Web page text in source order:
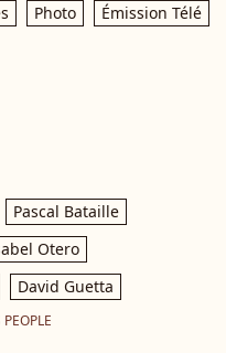
Photo
Émission Télé
Pascal Bataille
Otero
David Guetta